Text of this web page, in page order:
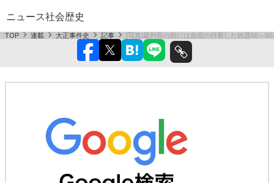
ニュース社会歴史
TOP 連載 大正事件史 記事 [写真]裁判長の前には血痕の付着した凶器50～